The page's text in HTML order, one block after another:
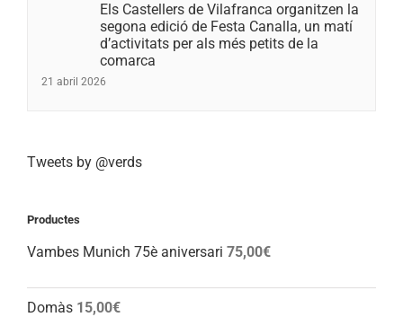
Els Castellers de Vilafranca organitzen la
segona edició de Festa Canalla, un matí
d’activitats per als més petits de la
comarca
21 abril 2026
Tweets by @verds
Productes
Vambes Munich 75è aniversari 75,00€
Domàs 15,00€